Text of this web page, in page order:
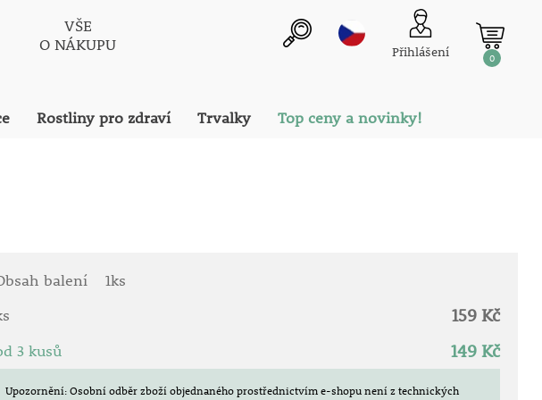
VŠE
O NÁKUPU
Přihlášení 0
Rostliny pro zdraví Trvalky Top ceny a novinky!
balení
1ks
159 Kč
3 kusů 149 Kč
Upozornění: Osobní odběr zboží objednaného prostřednictvím e-shopu není z technických